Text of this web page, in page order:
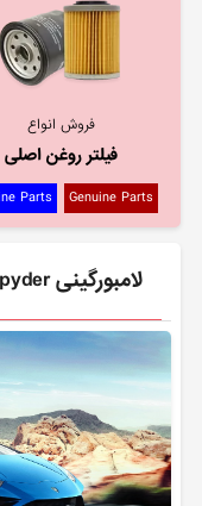
فروش انواع
فیلتر روغن اصلی
Genuine Parts
Parts
لامبورگینی Evo Rear-Wheel Drive Spyder